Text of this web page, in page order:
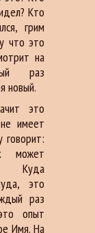
Кто
грим
что это
на
раз
новый.
это
имеет
говорит:
может
Куда
это
раз
опыт
Имя. На